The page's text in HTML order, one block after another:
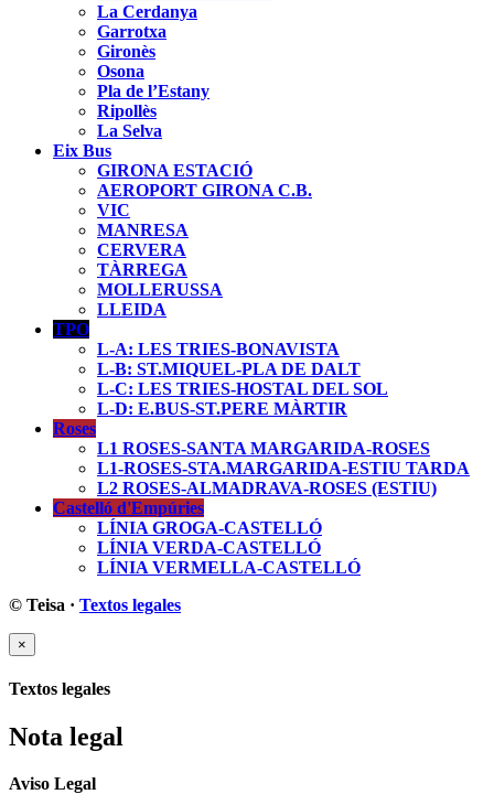
La Cerdanya
Garrotxa
Gironès
Osona
Pla de l’Estany
Ripollès
La Selva
Eix Bus
GIRONA ESTACIÓ
AEROPORT GIRONA C.B.
VIC
MANRESA
CERVERA
TÀRREGA
MOLLERUSSA
LLEIDA
TPO
L-A: LES TRIES-BONAVISTA
L-B: ST.MIQUEL-PLA DE DALT
L-C: LES TRIES-HOSTAL DEL SOL
L-D: E.BUS-ST.PERE MÀRTIR
Roses
L1 ROSES-SANTA MARGARIDA-ROSES
L1-ROSES-STA.MARGARIDA-ESTIU TARDA
L2 ROSES-ALMADRAVA-ROSES (ESTIU)
Castelló d'Empúries
LÍNIA GROGA-CASTELLÓ
LÍNIA VERDA-CASTELLÓ
LÍNIA VERMELLA-CASTELLÓ
© Teisa · Textos legales
×
Textos legales
Nota legal
Aviso Legal